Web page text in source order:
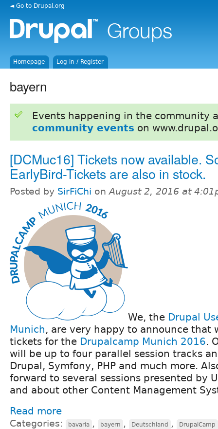
◄ Go to Drupal.org
Homepage Log in / Register
bayern
Events happening in the community
community events on
[DCMuc16] Tickets now available.
EarlyBird-Tickets are also in stock.
Posted by SirFiChi onAugust 2, 2016 at
We, the Drupal
Munich, are very happy to announce that
tickets for the Drupalcamp Munich 2016.
will be up to four parallel session tracks
Drupal, Symfony, PHP and much more.
forward to several sessions presented by
and about other Content Management
Read more
Categories: bavaria , bayern , Deutschland , DrupalCamp